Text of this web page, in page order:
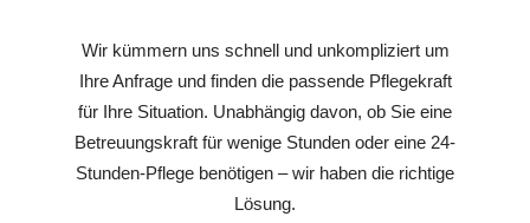
Wir kümmern uns schnell und unkompliziert um
Ihre Anfrage und finden die passende Pflegekraft
für Ihre Situation. Unabhängig davon, ob Sie eine
Betreuungskraft für wenige Stunden oder eine 24-
Stunden-Pflege benötigen – wir haben die richtige
Lösung.